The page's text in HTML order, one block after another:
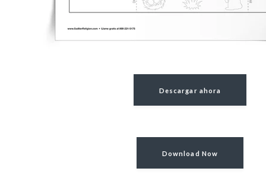
Descargar ahora
Download Now